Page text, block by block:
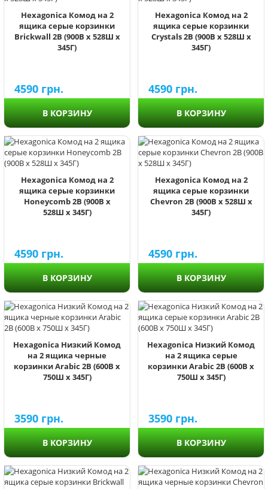
Hexagonica Комод на 2
ящика серые корзинки
Brickwall 2В (900В х 528Ш х
345Г)
4590 грн.
В КОРЗИНУ
Hexagonica Комод на 2
ящика серые корзинки
Crystals 2В (900В х 528Ш х
345Г)
4590 грн.
В КОРЗИНУ
Hexagonica Комод на 2
ящика серые корзинки
Honeycomb 2В (900В х
528Ш х 345Г)
4590 грн.
В КОРЗИНУ
Hexagonica Комод на 2
ящика серые корзинки
Chevron 2В (900В х 528Ш х
345Г)
4590 грн.
В КОРЗИНУ
Hexagonica Низкий Комод
на 2 ящика черные
корзинки Arabic 2В (600В х
750Ш х 345Г)
3590 грн.
В КОРЗИНУ
Hexagonica Низкий Комод
на 2 ящика серые
корзинки Arabic 2В (600В х
750Ш х 345Г)
3590 грн.
В КОРЗИНУ